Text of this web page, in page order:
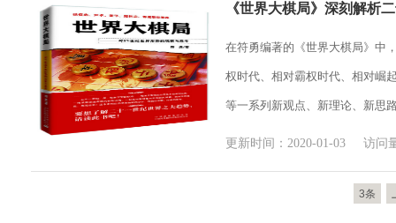
《世界大棋局》深刻解析
在符勇编著的《世界大棋局》中
权时代、相对霸权时代、相对崛
等一系列新观点、新理论、新思
更新时间：2020-01-03 访问
3条